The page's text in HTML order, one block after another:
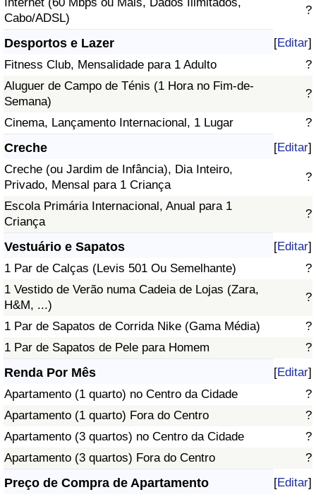
Internet (60 Mbps ou Mais, Dados Ilimitados,
Cabo/ADSL)
?
Desportos e Lazer [Editar]
Fitness Club, Mensalidade para 1 Adulto
?
Aluguer de Campo de Ténis (1 Hora no Fim-de-
Semana)
?
Cinema, Lançamento Internacional, 1 Lugar ?
Creche [Editar]
Creche (ou Jardim de Infância), Dia Inteiro,
Privado, Mensal para 1 Criança
?
Escola Primária Internacional, Anual para 1
Criança
?
Vestuário e Sapatos [Editar]
1 Par de Calças (Levis 501 Ou Semelhante)
?
1 Vestido de Verão numa Cadeia de Lojas (Zara,
H&M, ...)
?
1 Par de Sapatos de Corrida Nike (Gama Média)
?
1 Par de Sapatos de Pele para Homem
?
Renda Por Mês [Editar]
Apartamento (1 quarto) no Centro da Cidade
?
Apartamento (1 quarto) Fora do Centro
?
Apartamento (3 quartos) no Centro da Cidade
?
Apartamento (3 quartos) Fora do Centro
?
Preço de Compra de Apartamento [Editar]